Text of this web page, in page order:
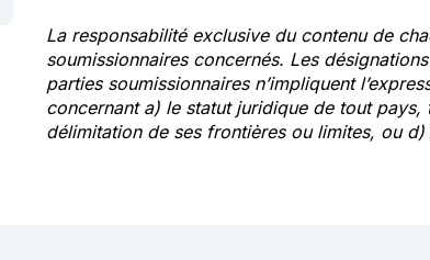
La responsabilité exclusive du contenu de
soumissionnaires concernés. Les
parties soumissionnaires n’impliquent
concernant a) le statut juridique de tout
délimitation de ses frontières ou limites, ou